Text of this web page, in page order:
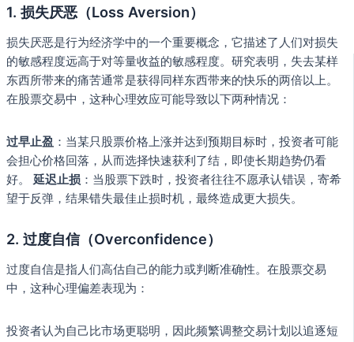
1. 损失厌恶（Loss Aversion）
损失厌恶是行为经济学中的一个重要概念，它描述了人们对损失
的敏感程度远高于对等量收益的敏感程度。研究表明，失去某样
东西所带来的痛苦通常是获得同样东西带来的快乐的两倍以上。
在股票交易中，这种心理效应可能导致以下两种情况：
过早止盈 ：当某只股票价格上涨并达到预期目标时，投资者可能
会担心价格回落，从而选择快速获利了结，即使长期趋势仍看
好。 延迟止损 ：当股票下跌时，投资者往往不愿承认错误，寄希
望于反弹，结果错失最佳止损时机，最终造成更大损失。
2. 过度自信（Overconfidence）
过度自信是指人们高估自己的能力或判断准确性。在股票交易
中，这种心理偏差表现为：
投资者认为自己比市场更聪明，因此频繁调整交易计划以追逐短